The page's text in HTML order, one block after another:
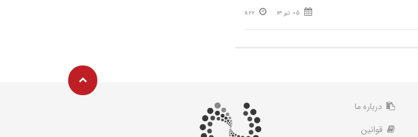
05 تیر 13 11:22
درباره ما
قوانین